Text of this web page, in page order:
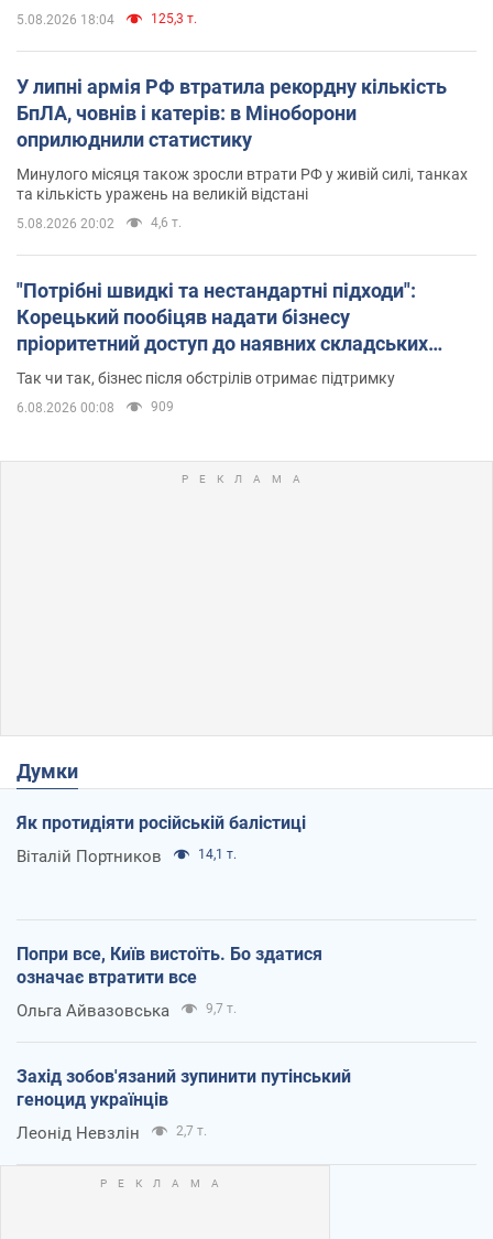
5.08.2026 18:04 125,3 т.
У липні армія РФ втратила рекордну кількість
БпЛА, човнів і катерів: в Міноборони
оприлюднили статистику
Минулого місяця також зросли втрати РФ у живій силі, танках
та кількість уражень на великій відстані
5.08.2026 20:02 4,6 т.
"Потрібні швидкі та нестандартні підходи":
Корецький пообіцяв надати бізнесу
пріоритетний доступ до наявних складських
приміщень
Так чи так, бізнес після обстрілів отримає підтримку
6.08.2026 00:08 909
Думки
Як протидіяти російській балістиці
Віталій Портников 14,1 т.
Попри все, Київ вистоїть. Бо здатися
означає втратити все
Ольга Айвазовська 9,7 т.
Захід зобов'язаний зупинити путінський
геноцид українців
Леонід Невзлін 2,7 т.